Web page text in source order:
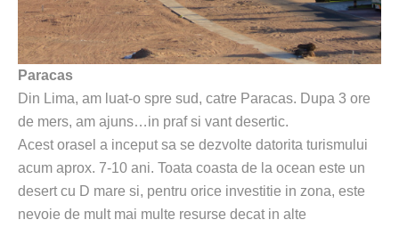
Paracas
Din Lima, am luat-o spre sud, catre Paracas. Dupa 3 ore
de mers, am ajuns…in praf si vant desertic.
Acest orasel a inceput sa se dezvolte datorita turismului
acum aprox. 7-10 ani. Toata coasta de la ocean este un
desert cu D mare si, pentru orice investitie in zona, este
nevoie de mult mai multe resurse decat in alte